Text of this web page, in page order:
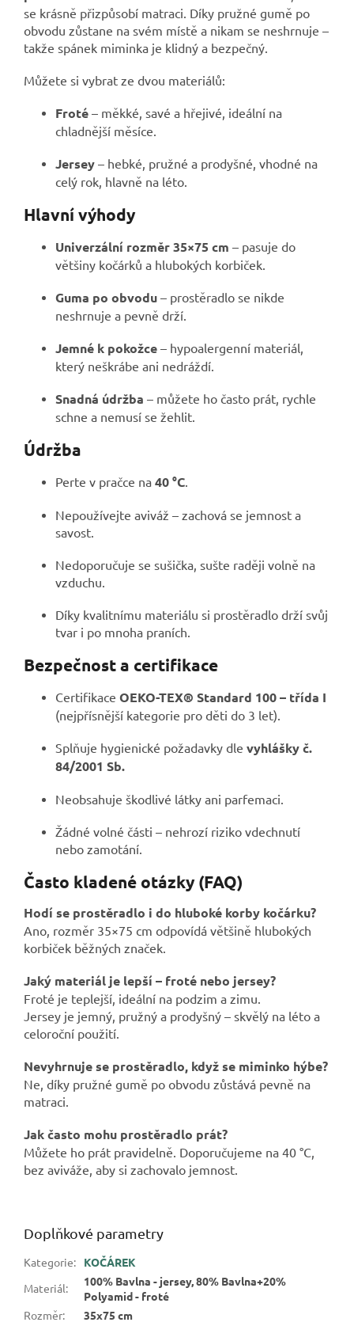
se krásně přizpůsobí matraci. Díky pružné gumě po
obvodu zůstane na svém místě a nikam se neshrnuje –
takže spánek miminka je klidný a bezpečný.
Můžete si vybrat ze dvou materiálů:
Froté – měkké, savé a hřejivé, ideální na
chladnější měsíce.
Jersey – hebké, pružné a prodyšné, vhodné na
celý rok, hlavně na léto.
Hlavní výhody
Univerzální rozměr 35×75 cm – pasuje do
většiny kočárků a hlubokých korbiček.
Guma po obvodu – prostěradlo se nikde
neshrnuje a pevně drží.
Jemné k pokožce – hypoalergenní materiál,
který neškrábe ani nedráždí.
Snadná údržba – můžete ho často prát, rychle
schne a nemusí se žehlit.
Údržba
Perte v pračce na 40 °C
Nepoužívejte aviváž – zachová se jemnost a
savost.
Nedoporučuje se sušička, sušte raději volně na
vzduchu.
Díky kvalitnímu materiálu si prostěradlo drží svůj
tvar i po mnoha praních.
Bezpečnost a certifikace
Certifikace OEKO-TEX® Standard 100 – třída I
(nejpřísnější kategorie pro děti do 3 let).
Splňuje hygienické požadavky dle vyhlášky č.
84/2001 Sb.
Neobsahuje škodlivé látky ani parfemaci.
Žádné volné části – nehrozí riziko vdechnutí
nebo zamotání.
Často kladené otázky (FAQ)
Hodí se prostěradlo i do hluboké korby kočárku?
Ano, rozměr 35×75 cm odpovídá většině hlubokých
korbiček běžných značek.
Jaký materiál je lepší – froté nebo jersey?
Froté je teplejší, ideální na podzim a zimu.
Jersey je jemný, pružný a prodyšný – skvělý na léto a
celoroční použití.
Nevyhrnuje se prostěradlo, když se miminko hýbe?
Ne, díky pružné gumě po obvodu zůstává pevně na
matraci.
Jak často mohu prostěradlo prát?
Můžete ho prát pravidelně. Doporučujeme na 40 °C,
bez aviváže, aby si zachovalo jemnost.
Doplňkové parametry
Kategorie:
KOČÁREK
Materiál:
100% Bavlna - jersey, 80% Bavlna+20%
Polyamid - froté
Rozměr:
35x75 cm